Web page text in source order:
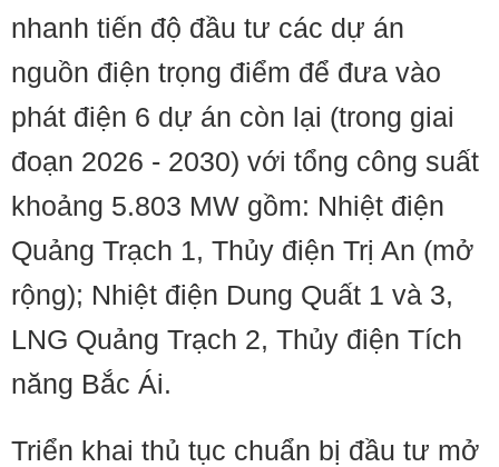
nhanh tiến độ đầu tư các dự án
nguồn điện trọng điểm để đưa vào
phát điện 6 dự án còn lại (trong giai
đoạn 2026 - 2030) với tổng công suất
khoảng 5.803 MW gồm: Nhiệt điện
Quảng Trạch 1, Thủy điện Trị An (mở
rộng); Nhiệt điện Dung Quất 1 và 3,
LNG Quảng Trạch 2, Thủy điện Tích
năng Bắc Ái.
Triển khai thủ tục chuẩn bị đầu tư mở